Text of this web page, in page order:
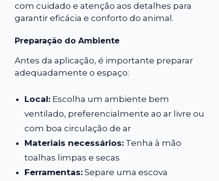
com cuidado e atenção aos detalhes para
garantir eficácia e conforto do animal.
Preparação do Ambiente
Antes da aplicação, é importante preparar
adequadamente o espaço:
Local: Escolha um ambiente bem
ventilado, preferencialmente ao ar livre ou
com boa circulação de ar
Materiais necessários: Tenha à mão
toalhas limpas e secas
Ferramentas: Separe uma escova